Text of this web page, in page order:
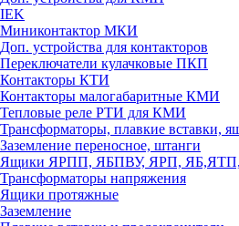
IEK
Миниконтактор МКИ
Доп. устройства для контакторов
Переключатели кулачковые ПКП
Контакторы КТИ
Контакторы малогабаритные КМИ
Тепловые реле РTИ для КМИ
Трансформаторы, плавкие вставки,
Заземление переносное, штанги
Ящики ЯРПП, ЯБПВУ, ЯРП,
Трансформаторы напряжения
Ящики протяжные
Заземление